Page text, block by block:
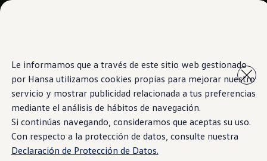
Le informamos que a través de este sitio web gestionado
por Hansa utilizamos cookies propias para mejorar nuestro
servicio y mostrar publicidad relacionada a tus preferencias
mediante el análisis de hábitos de navegación.
Si continúas navegando, consideramos que aceptas su uso.
Con respecto a la protección de datos, consulte nuestra
Declaración de Protección de Datos.
contenido
principal
a pie
de
página
Test Drive
Contáctenos
Marca y Experiencia
Volkswagen Bolivia
Espacio Exclusivo para Prensa
Latin NCAP
Tengo un Volkswagen
Manuales Volkswagen
Takata airbag recall campaign